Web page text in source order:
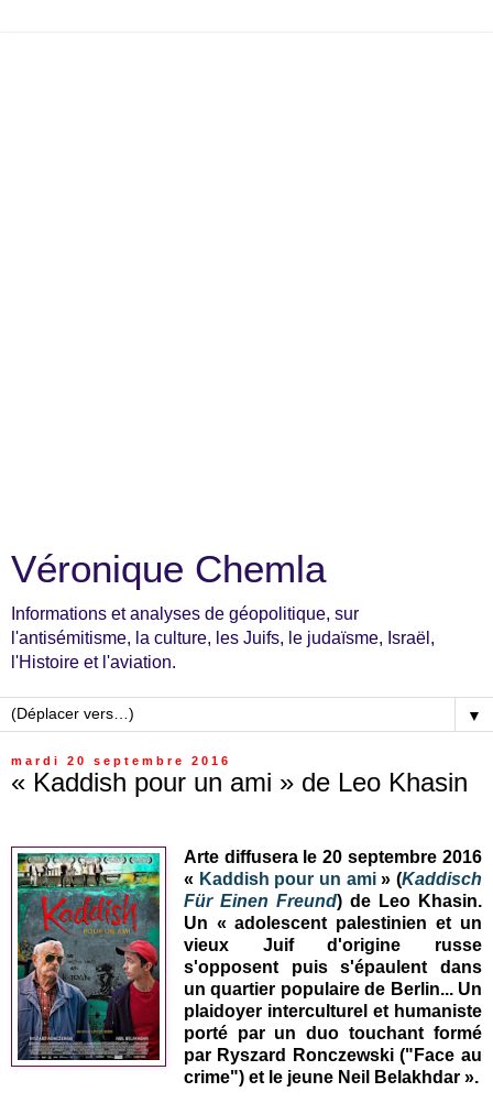
Véronique Chemla
Informations et analyses de géopolitique, sur
l'antisémitisme, la culture, les Juifs, le judaïsme, Israël,
l'Histoire et l'aviation.
▼
mardi 20 septembre 2016
« Kaddish pour un ami » de Leo Khasin
Arte diffusera le 20 septembre 2016
« Kaddish pour un ami» (Kaddisch
Für Einen Freund) de Leo Khasin.
Un « adolescent palestinien et un
vieux Juif d'origine russe
s'opposent puis s'épaulent dans
un quartier populaire de Berlin... Un
plaidoyer interculturel et humaniste
porté par un duo touchant formé
par Ryszard Ronczewski ("Face au
crime") et le jeune Neil Belakhdar ».